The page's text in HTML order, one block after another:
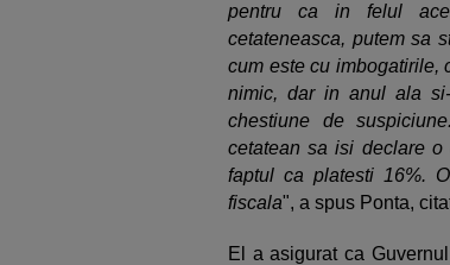
pentru ca in felul
cetateneasca, putem sa
cum este cu imbogatirile,
nimic, dar in anul ala
chestiune de
cetatean sa isi declare
faptul ca platesti 16%.
fiscala", a spus Ponta,
El a asigurat ca